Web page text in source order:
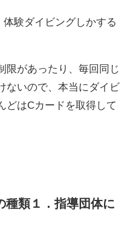
験ダイビングしかする
限があったり、毎回同じ
ないので、本当にダイビ
どはCカードを取得して
種類１．指導団体に